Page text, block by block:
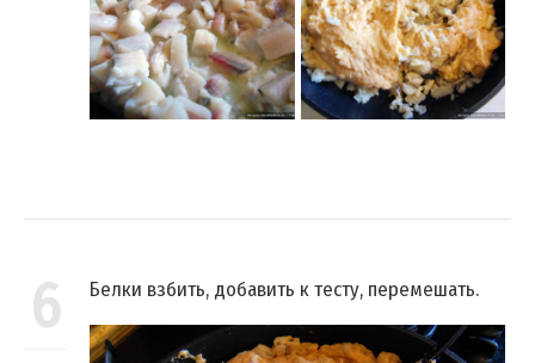
6 Белки взбить, добавить к тесту, перемешать.